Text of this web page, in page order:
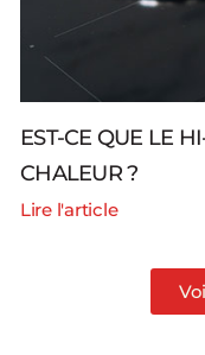
EST-CE QUE LE
CHALEUR ?
Lire l'article